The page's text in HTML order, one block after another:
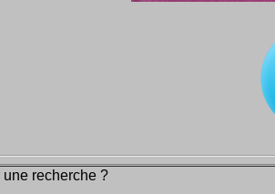
recherche ?